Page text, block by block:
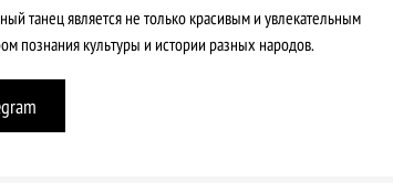
танец является не только красивым и увлекательным
познания культуры и истории разных народов.